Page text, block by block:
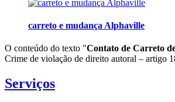
carreto e mudança Alphaville
O conteúdo do texto "Contato de Carreto
Crime de violação de direito autoral – artigo
Serviços